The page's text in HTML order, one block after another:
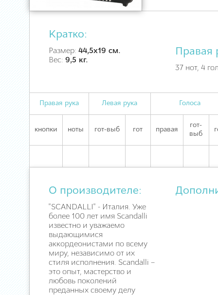
Кратко:
Размер: 44,5х19 см.
Вес: 9,5 кг.
Правая
37 нот, 4
Правая рука Левая рука Голоса
кнопки ноты гот-выб гот правая
гот-
выб
О производителе:
"SCANDALLI" - Италия. Уже
более 100 лет имя Scandalli
известно и уважаемо
выдающимися
аккордеонистами по всему
миру, независимо от их
стиля исполнения. Scandalli –
это опыт, мастерство и
любовь поколений
преданных своему делу